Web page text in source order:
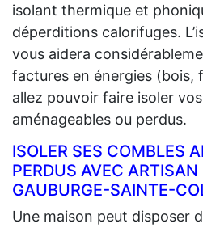
isolant thermique et
déperditions calorifuges.
vous aidera
factures en énergies (bois,
allez pouvoir faire isoler
aménageables ou perdus.
ISOLER SES COMBLES
PERDUS AVEC
GAUBURGE-SAINTE-
Une maison peut disposer